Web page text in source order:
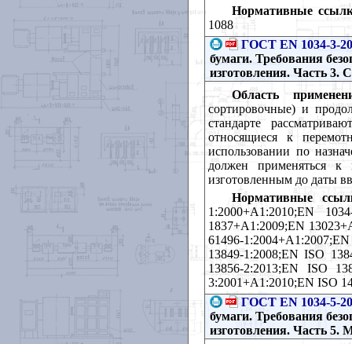
Нормативные
1088
ГОСТ EN 1034-3-
бумаги. Требования
изготовления. Часть 3.
Область
сортировочные) и
стандарте
относящиеся к
использовании по
должен применяться к
изготовленным до даты
Нормативные
1:2000+А1:2010;ЕN
1837+A1:2009;EN
61496-
13849-1:2008;EN ISO
13856-2:2013;EN ISO
3:2001+A1:2010;EN ISO
ГОСТ EN 1034-5-
бумаги. Требования
изготовления. Часть 5.